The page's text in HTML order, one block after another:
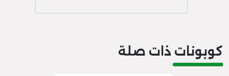
كوبونات ذات صلة